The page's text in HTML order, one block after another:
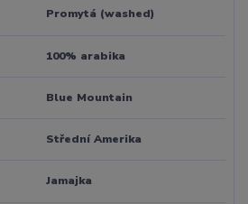
Promytá (washed)
100% arabika
Blue Mountain
Střední Amerika
Jamajka